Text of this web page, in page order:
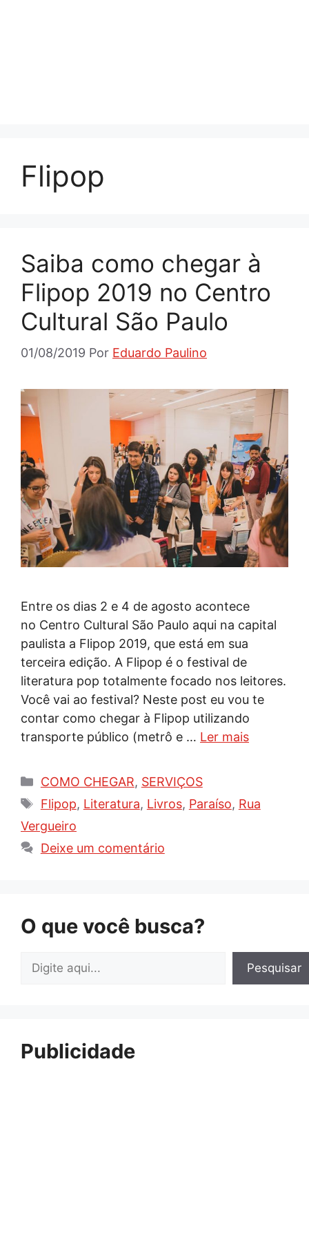
Flipop
Saiba como chegar à
Flipop 2019 no Centro
Cultural São Paulo
01/08/2019 Por Eduardo Paulino
Entre os dias 2 e 4 de agosto acontece
no Centro Cultural São Paulo aqui na capital
paulista a Flipop 2019, que está em sua
terceira edição. A Flipop é o festival de
literatura pop totalmente focado nos leitores.
Você vai ao festival? Neste post eu vou te
contar como chegar à Flipop utilizando
transporte público (metrô e … Ler mais
Categorias
COMO CHEGAR, SERVIÇOS
Tags
Flipop, Literatura, Livros, Paraíso, Rua
Vergueiro
Deixe um comentário
O que você busca?
Pesquisar Pesquisar
Publicidade